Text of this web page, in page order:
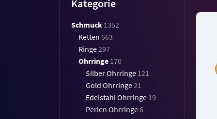
Kategorie
Schmuck 1352
Ketten 563
Ringe297
Ohrringe 170
Silber Ohrringe 121
Gold Ohrringe21
Edelstahl Ohrringe 19
Perlen Ohrringe6